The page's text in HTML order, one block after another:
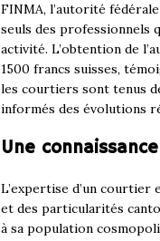
FINMA, l’autorité
seuls des professionnels
activité. L’obtention de
1500 francs suisses,
les courtiers sont tenus
informés des évolutions
Une
L’expertise d’un courtier
et des particularités
à sa population